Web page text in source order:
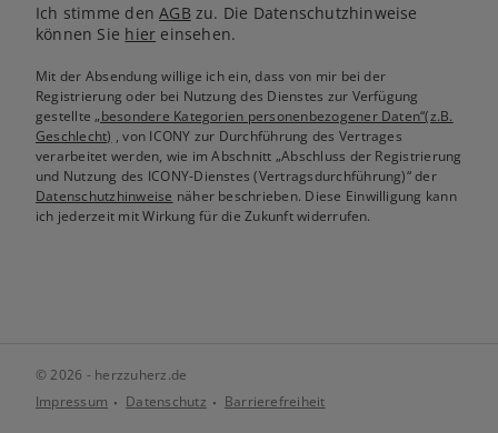
Ich stimme denAGB zu. Die Datenschutzhinweise
können Sie hier einsehen.
Mit der Absendung willige ich ein, dass von mir bei der
Registrierung oder bei Nutzung des Dienstes zur Verfügung
gestellte„besondere Kategorien personenbezogener Daten“(z.B.
Geschlecht) , von ICONY zur Durchführung des Vertrages
verarbeitet werden, wie im Abschnitt „Abschluss der Registrierung
und Nutzung des ICONY-Dienstes (Vertragsdurchführung)“ der
Datenschutzhinweise näher beschrieben. Diese Einwilligung kann
ich jederzeit mit Wirkung für die Zukunft widerrufen.
© 2026 - herzzuherz.de
Impressum
Datenschutz Barrierefreiheit